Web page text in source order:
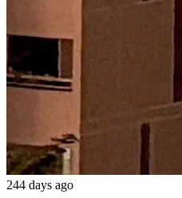
244 days ago